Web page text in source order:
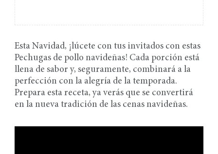
Esta Navidad, ¡lúcete con tus invitados con estas
Pechugas de pollo navideñas! Cada porción está
llena de sabor y, seguramente, combinará a la
perfección con la alegría de la temporada.
Prepara esta receta, ya verás que se convertirá
en la nueva tradición de las cenas navideñas.